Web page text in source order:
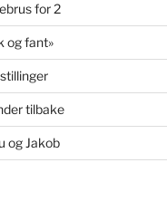
for 2
og fant»
tilbake
og Jakob